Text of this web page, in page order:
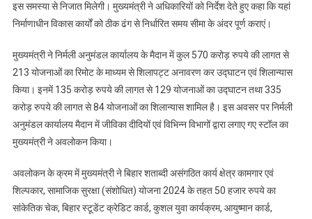
इस समस्या से निजात मिलेगी। मुख्यमंत्री ने अधिकारियों को निर्देश देते हुए कहा कि यहां
निर्माणाधीन विकास कार्यों को ठीक ढंग से निर्धारित समय सीमा के अंदर पूर्ण कराएं।
मुख्यमंत्री ने निर्मली अनुमंडल कार्यालय के मैदान में कुल 570 करोड़ रुपये की लागत से
213 योजनाओं का रिमोट के माध्यम से शिलापट्ट अनावरण कर उद्घाटन एवं शिलान्यास
किया। इनमें 135 करोड़ रुपये की लागत से 129 योजनाओं का उद्घाटन तथा 335
करोड़ रुपये की लागत से 84 योजनाओं का शिलान्यास शामिल है। इस अवसर पर निर्मली
अनुमंडल कार्यालय मैदान में जीविका दीदियों एवं विभिन्न विभागों द्वारा लगाए गए स्टॉल का
मुख्यमंत्री ने अवलोकन किया।
अवलोकन के क्रम में मुख्यमंत्री ने बिहार शताब्दी असंगठित कार्य क्षेत्र कामगार एवं
शिल्पकार, सामाजिक सुरक्षा (संशोधित) योजना 2024 के तहत 50 हजार रुपये का
सांकेतिक चेक, बिहार स्टूडेंट क्रेडिट कार्ड, कुशल युवा कार्यक्रम, आयुष्मान कार्ड,